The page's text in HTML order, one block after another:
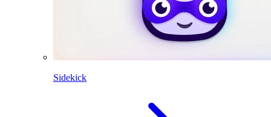
Sidekick